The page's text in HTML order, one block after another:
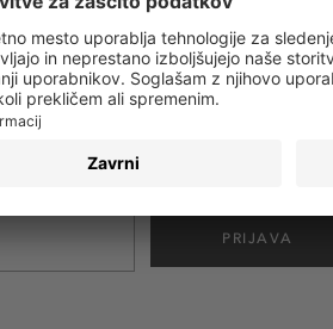
obvestila o vseh trendih in ponudbah!
PRIJAVA